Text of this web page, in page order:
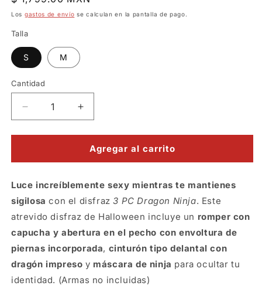
habitual
Los gastos de envío se calculan en la pantalla de pago.
Talla
S M
Cantidad
Reducir
cantidad
para
de
dragon
rojo
Aumentar
cantidad
para
Disfraz
de
dragon
rojo
Agregar al carrito
Luce increíblemente sexy mientras te mantienes
sigilosa con el disfraz3 PC Dragon Ninja. Este
atrevido disfraz de Halloween incluye un romper con
capucha y abertura en el pecho con envoltura de
piernas incorporada, cinturón tipo delantal con
dragón impreso y máscara de ninja para ocultar tu
identidad. (Armas no incluidas)